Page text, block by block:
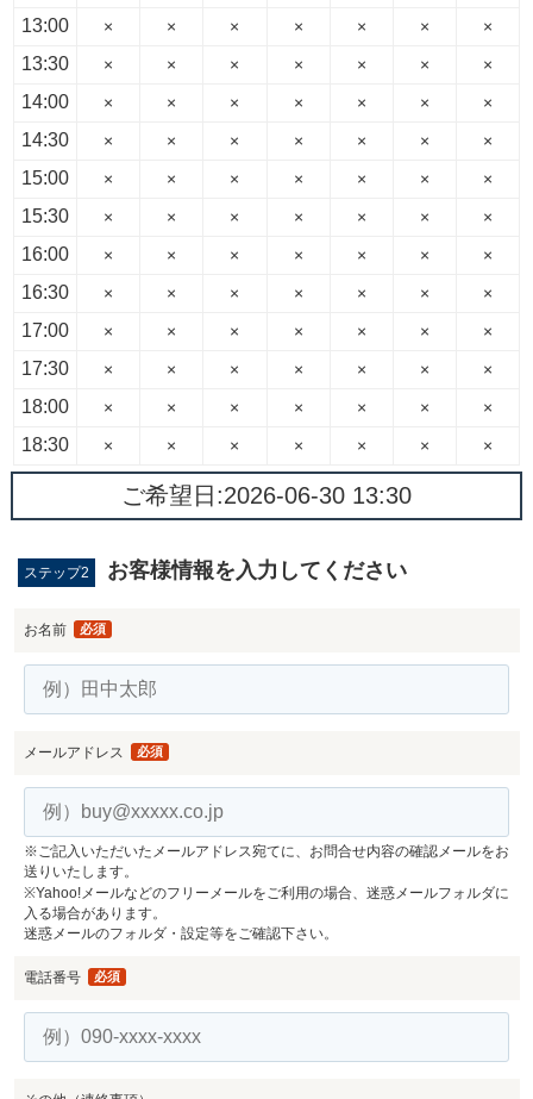
13:00
13:30
14:00
14:30
15:00
15:30
16:00
16:30
17:00
17:30
18:00
18:30
×
×
×
×
×
×
×
×
×
×
×
×
×
×
×
×
×
×
×
×
×
×
×
×
×
×
×
×
×
×
×
×
×
×
×
×
×
×
×
×
×
×
×
×
×
×
×
×
×
×
×
×
×
×
×
×
×
×
×
×
×
×
×
×
×
×
×
×
×
×
×
×
×
×
×
×
×
×
×
×
×
×
×
×
ご希望日:2026-06-30 13:30
ステップ2 お客様情報を入力してください
お名前 必須
メールアドレス 必須
※ご記入いただいたメールアドレス宛てに、お問合せ内容の確認メールをお
送りいたします。
※Yahoo!メールなどのフリーメールをご利用の場合、迷惑メールフォルダに
入る場合があります。
迷惑メールのフォルダ・設定等をご確認下さい。
電話番号 必須